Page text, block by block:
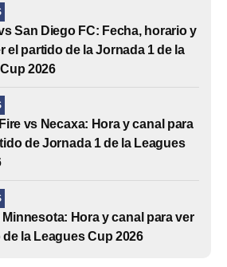
San Diego FC: Fecha, horario y
el partido de la Jornada 1 de la
2026
vs Necaxa: Hora y canal para
de Jornada 1 de la Leagues
Hora y canal para ver
la Leagues Cup 2026